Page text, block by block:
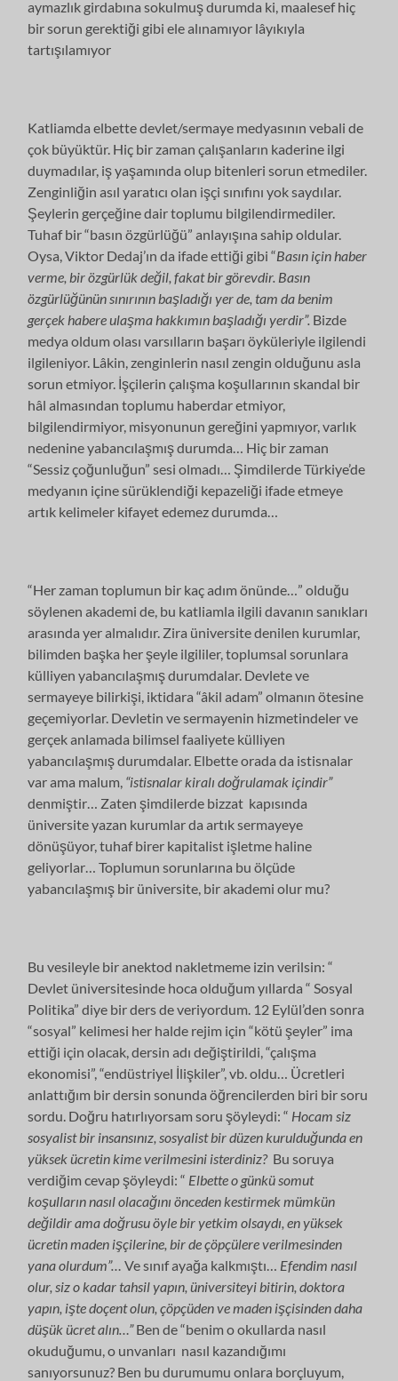
aymazlık girdabına sokulmuş durumda ki, maalesef hiç
bir sorun gerektiği gibi ele alınamıyor lâyıkıyla
tartışılamıyor
Katliamda elbette devlet/sermaye medyasının vebali de
çok büyüktür. Hiç bir zaman çalışanların kaderine ilgi
duymadılar, iş yaşamında olup bitenleri sorun etmediler.
Zenginliğin asıl yaratıcı olan işçi sınıfını yok saydılar.
Şeylerin gerçeğine dair toplumu bilgilendirmediler.
Tuhaf bir “basın özgürlüğü” anlayışına sahip oldular.
Oysa, Viktor Dedaj’ın da ifade ettiği gibi “Basın için haber
verme, bir özgürlük değil, fakat bir görevdir. Basın
özgürlüğünün sınırının başladığı yer de, tam da benim
gerçek habere ulaşma hakkımın başladığı yerdir”. Bizde
medya oldum olası varsılların başarı öyküleriyle ilgilendi
ilgileniyor. Lâkin, zenginlerin nasıl zengin olduğunu asla
sorun etmiyor. İşçilerin çalışma koşullarının skandal bir
hâl almasından toplumu haberdar etmiyor,
bilgilendirmiyor, misyonunun gereğini yapmıyor, varlık
nedenine yabancılaşmış durumda… Hiç bir zaman
“Sessiz çoğunluğun” sesi olmadı… Şimdilerde Türkiye’de
medyanın içine sürüklendiği kepazeliği ifade etmeye
artık kelimeler kifayet edemez durumda…
“Her zaman toplumun bir kaç adım önünde…” olduğu
söylenen akademi de, bu katliamla ilgili davanın sanıkları
arasında yer almalıdır. Zira üniversite denilen kurumlar,
bilimden başka her şeyle ilgililer, toplumsal sorunlara
külliyen yabancılaşmış durumdalar. Devlete ve
sermayeye bilirkişi, iktidara “âkil adam” olmanın ötesine
geçemiyorlar. Devletin ve sermayenin hizmetindeler ve
gerçek anlamada bilimsel faaliyete külliyen
yabancılaşmış durumdalar. Elbette orada da istisnalar
var ama malum, “istisnalar kiralı doğrulamak içindir”
denmiştir… Zaten şimdilerde bizzat kapısında
üniversite yazan kurumlar da artık sermayeye
dönüşüyor, tuhaf birer kapitalist işletme haline
geliyorlar… Toplumun sorunlarına bu ölçüde
yabancılaşmış bir üniversite, bir akademi olur mu?
Bu vesileyle bir anektod nakletmeme izin verilsin: “
Devlet üniversitesinde hoca olduğum yıllarda “ Sosyal
Politika” diye bir ders de veriyordum. 12 Eylül’den sonra
“sosyal” kelimesi her halde rejim için “kötü şeyler” ima
ettiği için olacak, dersin adı değiştirildi, “çalışma
ekonomisi”, “endüstriyel İlişkiler”, vb. oldu… Ücretleri
anlattığım bir dersin sonunda öğrencilerden biri bir soru
sordu. Doğru hatırlıyorsam soru şöyleydi: “ Hocam siz
sosyalist bir insansınız, sosyalist bir düzen kurulduğunda en
yüksek ücretin kime verilmesini isterdiniz?Bu soruya
verdiğim cevap şöyleydi: “ Elbette o günkü somut
koşulların nasıl olacağını önceden kestirmek mümkün
değildir ama doğrusu öyle bir yetkim olsaydı, en yüksek
ücretin maden işçilerine, bir de çöpçülere verilmesinden
yana olurdum”…Ve sınıf ayağa kalkmıştı… Efendim nasıl
olur, siz o kadar tahsil yapın, üniversiteyi bitirin, doktora
yapın, işte doçent olun, çöpçüden ve maden işçisinden daha
düşük ücret alın…”Ben de “benim o okullarda nasıl
okuduğumu, o unvanları nasıl kazandığımı
sanıyorsunuz? Ben bu durumumu onlara borçluyum,